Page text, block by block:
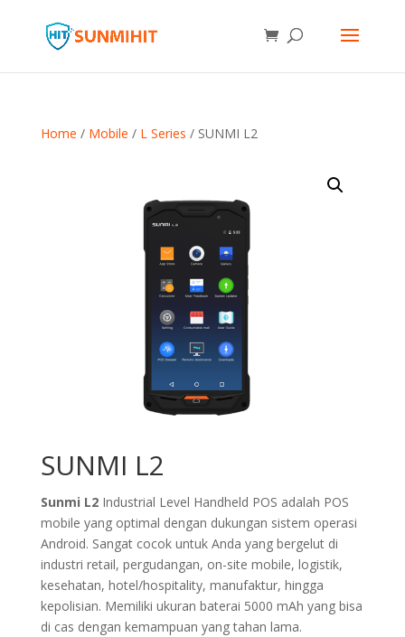
Home / Mobile / L Series / SUNMI L2
SUNMI L2
Sunmi L2Industrial Level Handheld POS adalah POS
mobile yang optimal dengan dukungan sistem operasi
Android. Sangat cocok untuk Anda yang bergelut di
industri retail, pergudangan, on-site mobile, logistik,
kesehatan, hotel/hospitality, manufaktur, hingga
kepolisian. Memiliki ukuran baterai 5000 mAh yang bisa
di cas dengan kemampuan yang tahan lama.